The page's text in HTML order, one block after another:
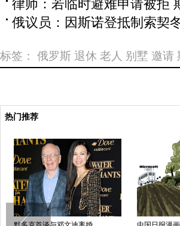
律师：若临时避难申请被拒
俄议员：因斯诺登抵制索契
标签： 俄罗斯 退休 老人 别墅 邀请
热门推荐